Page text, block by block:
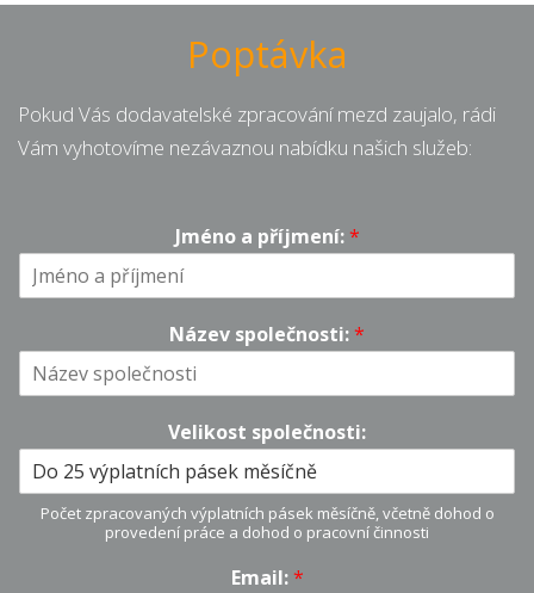
Poptávka
Pokud Vás dodavatelské zpracování mezd zaujalo, rádi
Vám vyhotovíme nezávaznou nabídku našich služeb:
Jméno a příjmení:*
Název společnosti:*
Velikost společnosti:
Počet zpracovaných výplatních pásek měsíčně, včetně dohod o
provedení práce a dohod o pracovní činnosti
Email:*